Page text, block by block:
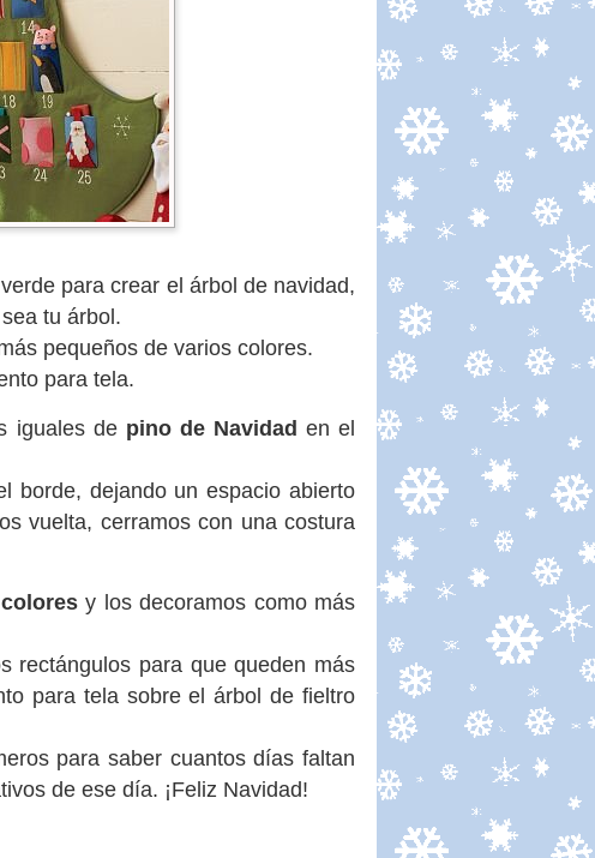
para crear el árbol de navidad,
tu árbol.
pequeños de varios colores.
para tela.
iguales de pino de Navidad en el
borde, dejando un espacio abierto
vuelta, cerramos con una costura
y los decoramos como más
rectángulos para que queden más
para tela sobre el árbol de fieltro
para saber cuantos días faltan
de ese día. ¡Feliz Navidad!